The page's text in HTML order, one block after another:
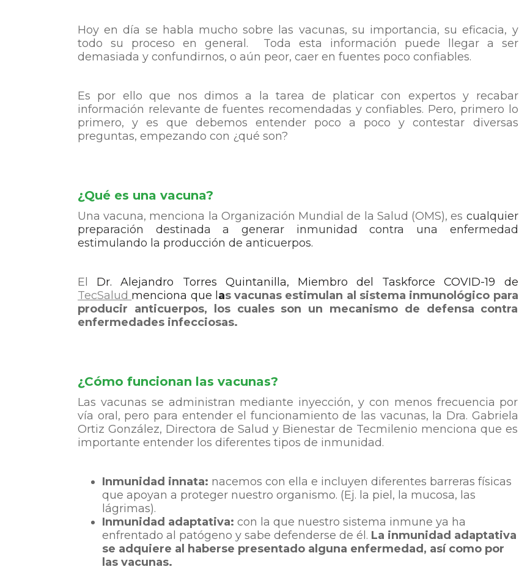
Hoy en día se habla mucho sobre las vacunas, su importancia, su eficacia, y
todo su proceso en general. Toda esta información puede llegar a ser
demasiada y confundirnos, o aún peor, caer en fuentes poco confiables.
Es por ello que nos dimos a la tarea de platicar con expertos y recabar
información relevante de fuentes recomendadas y confiables. Pero, primero lo
primero, y es que debemos entender poco a poco y contestar diversas
preguntas, empezando con ¿qué son?
¿Qué es una vacuna?
Una vacuna, menciona la Organización Mundial de la Salud (OMS), es cualquier
preparación destinada a generar inmunidad contra una enfermedad
estimulando la producción de anticuerpos.
El Dr. Alejandro Torres Quintanilla, Miembro del Taskforce COVID-19 de
TecSalud menciona que las vacunas estimulan al sistema inmunológico para
producir anticuerpos, los cuales son un mecanismo de defensa contra
enfermedades infecciosas.
¿Cómo funcionan las vacunas?
Las vacunas se administran mediante inyección, y con menos frecuencia por
vía oral, pero para entender el funcionamiento de las vacunas, la Dra. Gabriela
Ortiz González, Directora de Salud y Bienestar de Tecmilenio menciona que es
importante entender los diferentes tipos de inmunidad.
Inmunidad innata: nacemos con ella e incluyen diferentes barreras físicas
que apoyan a proteger nuestro organismo. (Ej. la piel, la mucosa, las
lágrimas).
Inmunidad adaptativa: con la que nuestro sistema inmune ya ha
enfrentado al patógeno y sabe defenderse de él. La inmunidad adaptativa
se adquiere al haberse presentado alguna enfermedad, así como por
las vacunas.